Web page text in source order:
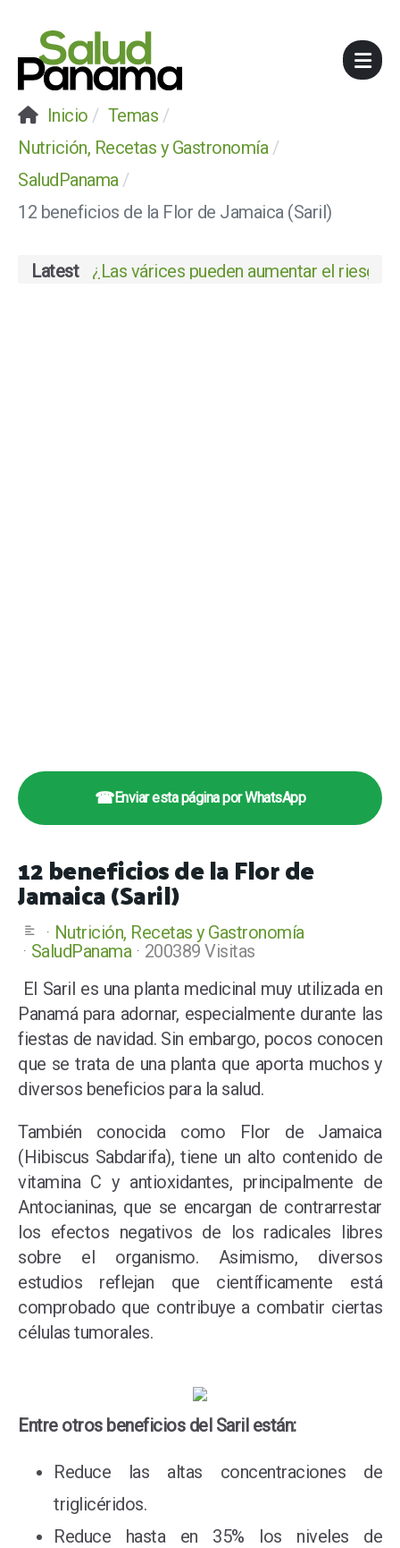
Inicio
Temas
Nutrición, Recetas y Gastronomía
SaludPanama
12 beneficios de la Flor de Jamaica (Saril)
Latest ¿Las várices pueden aumentar el riesgo
☎Enviar esta página por WhatsApp
12 beneficios de la Flor de
Jamaica (Saril)
Nutrición, Recetas y Gastronomía
SaludPanama
200389 Visitas
El Saril es una planta medicinal muy utilizada en
Panamá para adornar, especialmente durante las
fiestas de navidad. Sin embargo, pocos conocen
que se trata de una planta que aporta muchos y
diversos beneficios para la salud.
También conocida como Flor de Jamaica
(Hibiscus Sabdarifa), tiene un alto contenido de
vitamina C y antioxidantes, principalmente de
Antocianinas, que se encargan de contrarrestar
los efectos negativos de los radicales libres
sobre el organismo. Asimismo, diversos
estudios reflejan que científicamente está
comprobado que contribuye a combatir ciertas
células tumorales.
Entre otros beneficios del Saril están:
Reduce las altas concentraciones de
triglicéridos.
Reduce hasta en 35% los niveles de